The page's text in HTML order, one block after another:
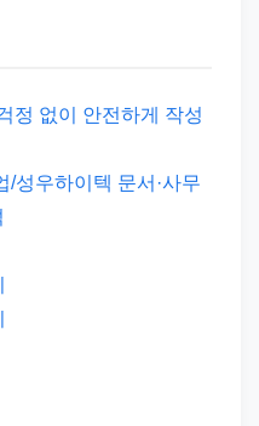
정 없이 안전하게 작성
/성우하이텍 문서·사무